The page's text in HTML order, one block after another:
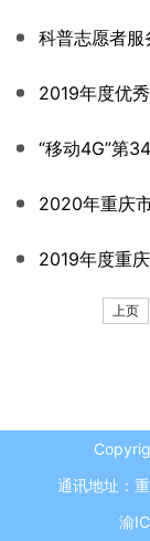
科普志愿者服
2019年度优
2020年重庆
2019年度重
上页
通讯地址：
渝